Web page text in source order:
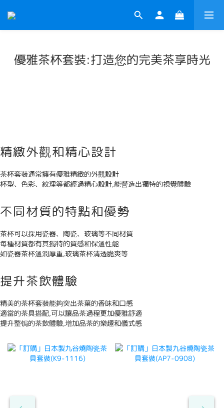
優雅茶杯套裝:打造您的完美茶享時光
精緻外觀和精心設計
茶杯套裝通常擁有優雅精緻的外觀設計
杯型、色彩、紋理等都經過精心設計,能營造出獨特的視覺體驗
不同材質的特點和優勢
茶杯可以採用瓷器、陶瓷、玻璃等不同材質
每種材質都有其獨特的質感和保溫性能
如瓷器茶杯溫潤厚重,玻璃茶杯清透脆爽等
提升茶飲體驗
精美的茶杯套裝能夠突出茶葉的香味和口感
適當的茶具搭配,可以讓品茶過程更加優雅舒適
提升整锔的茶飲體驗,增加品茶的樂趣和儀式感